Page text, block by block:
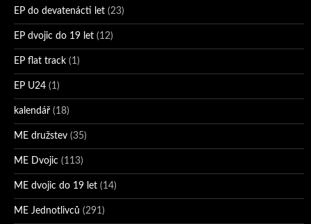
EP do devatenácti let (23)
EP dvojic do 19 let (12)
EP flat track (1)
EP U24 (1)
kalendář (18)
ME družstev (35)
ME Dvojic (113)
ME dvojic do 19 let (14)
ME Jednotlivců (291)